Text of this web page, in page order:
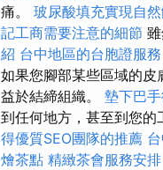
痛。 玻尿酸填充實現自
記工商需要注意的細節
紹 台中地區的台胞證服務
如果您腳部某些區域的
益於結締組織。 墊下巴
到任何地方，甚至到您的
得優質SEO團隊的推薦
燴茶點 精緻茶會服務安排